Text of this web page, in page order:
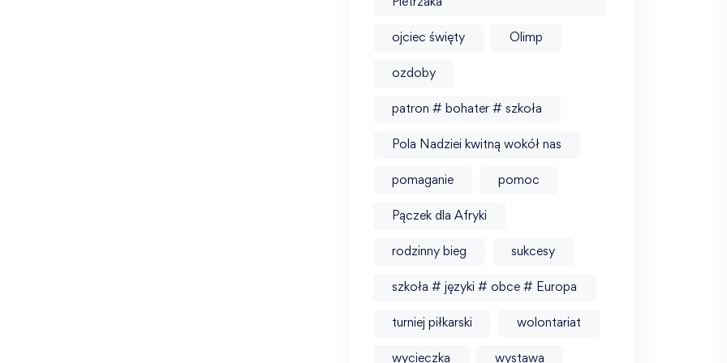
Pietrzaka
ojciec święty Olimp
ozdoby
patron # bohater # szkoła
Pola Nadziei kwitną wokół nas
pomaganie pomoc
Pączek dla Afryki
rodzinny bieg sukcesy
szkoła # języki # obce # Europa
turniej piłkarski wolontariat
wycieczka wystawa